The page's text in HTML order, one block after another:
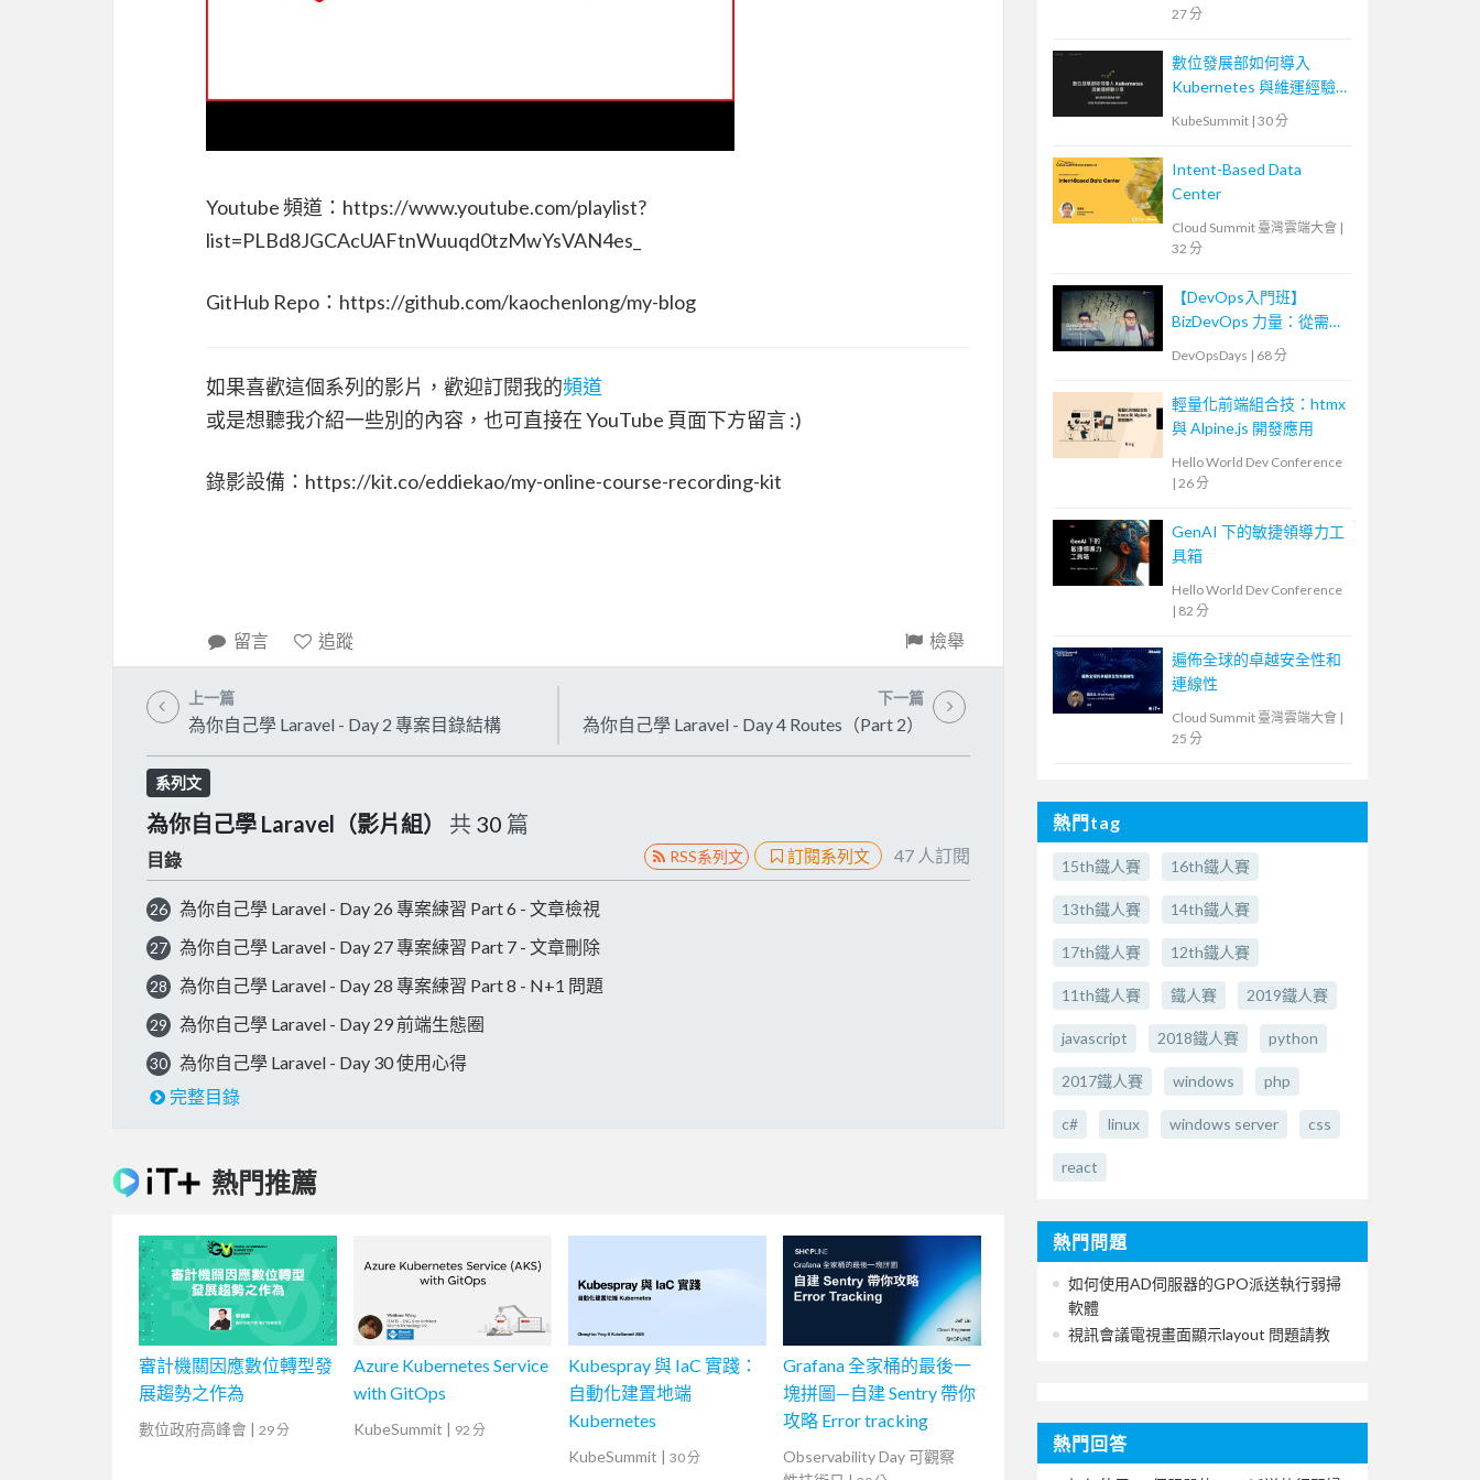
Youtube 頻道：https://www.youtube.com/playlist?
list=PLBd8JGCAcUAFtnWuuqd0tzMwYsVAN4es_
GitHub Repo：https://github.com/kaochenlong/my-blog
如果喜歡這個系列的影片，歡迎訂閱我的頻道
或是想聽我介紹一些別的內容，也可直接在 YouTube 頁面下方留言 :)
錄影設備：https://kit.co/eddiekao/my-online-course-recording-kit
留言 追蹤 檢舉
上一篇
為你自己學 Laravel - Day 2 專案目錄結構
下一篇
為你自己學 Laravel - Day 4 Routes（Part 2）
系列文
為你自己學 Laravel（影片組） 共 30 篇
目錄 RSS系列文 訂閱系列文 47 人訂閱
26 為你自己學 Laravel - Day 26 專案練習 Part 6 - 文章檢視
27 為你自己學 Laravel - Day 27 專案練習 Part 7 - 文章刪除
28 為你自己學 Laravel - Day 28 專案練習 Part 8 - N+1 問題
29 為你自己學 Laravel - Day 29 前端生態圈
30
為你自己學 Laravel - Day 30 使用心得
完整目錄
熱門推薦
審計機關因應數位轉型發
展趨勢之作為
數位政府高峰會 | 29 分
Azure Kubernetes Service
with GitOps
KubeSummit | 92 分
Kubespray 與 IaC 實踐：
自動化建置地端
Kubernetes
KubeSummit | 30 分
Grafana 全家桶的最後一
塊拼圖—自建 Sentry 帶你
攻略 Error tracking
Observability Day 可觀察
27 分
數位發展部如何導入
Kubernetes 與維運經驗
KubeSummit | 30 分
Intent-Based Data
Center
Cloud Summit 臺灣雲端大會 |
32 分
【DevOps入門班】
BizDevOps 力量：從需求
轉換到團隊內外溝通
DevOpsDays | 68 分
輕量化前端組合技：htmx
與 Alpine.js 開發應用
Hello World Dev Conference
| 26 分
GenAI 下的敏捷領導力工
具箱
Hello World Dev Conference
| 82 分
遍佈全球的卓越安全性和
連線性
Cloud Summit 臺灣雲端大會 |
25 分
熱門tag
15th鐵人賽 16th鐵人賽
13th鐵人賽 14th鐵人賽
17th鐵人賽 12th鐵人賽
11th鐵人賽 鐵人賽 2019鐵人賽
javascript 2018鐵人賽 python
2017鐵人賽 windows php
c# linux windows server css
react
熱門問題
如何使用AD伺服器的GPO派送執行弱掃
軟體
視訊會議電視畫面顯示layout 問題請教
熱門回答